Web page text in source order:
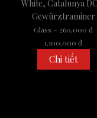
White, Catalunya
Gewürztraminer
Glass – 260,000 đ
1,100,000 đ
Chi tiết